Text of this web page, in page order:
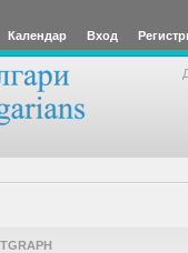
Календар Вход